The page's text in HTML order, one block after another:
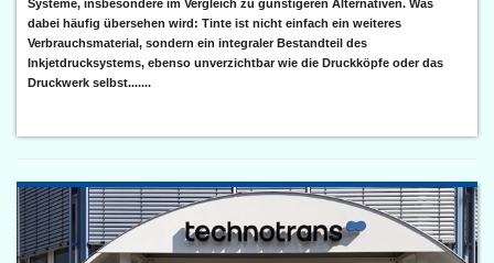
Systeme, insbesondere im Vergleich zu günstigeren Alternativen. Was
dabei häufig übersehen wird: Tinte ist nicht einfach ein weiteres
Verbrauchsmaterial, sondern ein integraler Bestandteil des
Inkjetdrucksystems, ebenso unverzichtbar wie die Druckköpfe oder das
Druckwerk selbst.......